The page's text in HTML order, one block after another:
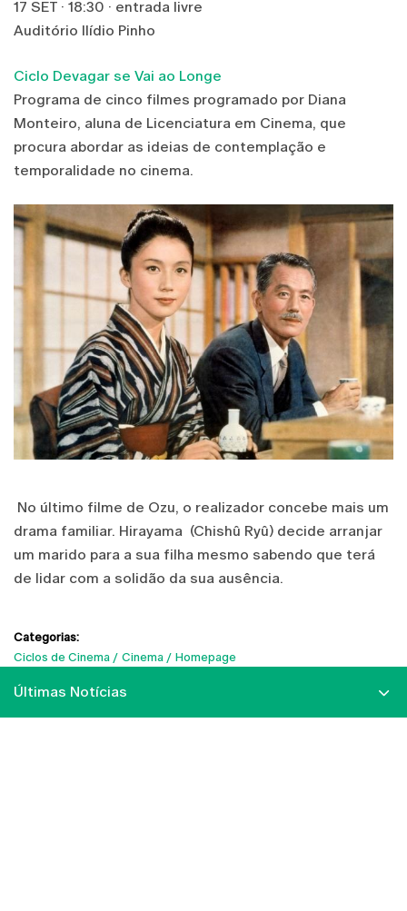
17 SET · 18:30 · entrada livre
Auditório Ilídio Pinho
Ciclo Devagar se Vai ao Longe
Programa de cinco filmes programado por Diana
Monteiro, aluna de Licenciatura em Cinema, que
procura abordar as ideias de contemplação e
temporalidade no cinema.
No último filme de Ozu, o realizador concebe mais um
drama familiar. Hirayama (Chishû Ryû) decide arranjar
um marido para a sua filha mesmo sabendo que terá
de lidar com a solidão da sua ausência.
Categorias:
Ciclos de Cinema
Cinema Homepage
Últimas Notícias